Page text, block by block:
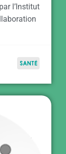
l’Institut
SANTÉ